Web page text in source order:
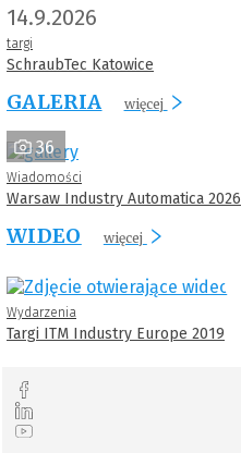
14.9.2026
targi
SchraubTec Katowice
GALERIA więcej
36
Wiadomości
Warsaw Industry Automatica 2026
WIDEO więcej
Wydarzenia
Targi ITM Industry Europe 2019